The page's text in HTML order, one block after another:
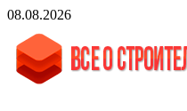
Skip
content
08.08.2026